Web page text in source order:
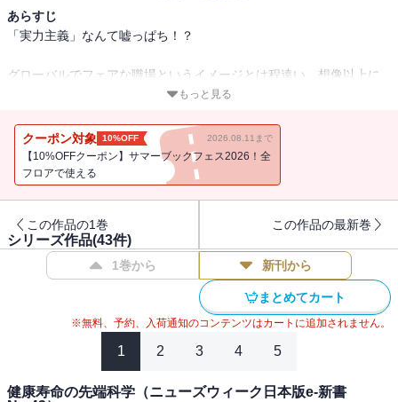
あらすじ
「実力主義」なんて嘘っぱち！？
グローバルでフェアな職場というイメージとは程遠い、想像以上に
ウエットな外資系企業で日本人が成功を収める処世術とは。
＊この電子書籍は、「ニューズウィーク日本版2013年2月5日号」に
掲載された特集から記事を抜粋して編集したものです。
２、突然のクビ宣告に負けない自衛策
３、アメリカでも進まない職場いじめ対策
４、セクハラされる男たちの悩み
もっと見る
クーポン対象 10%OFF 2026.08.11まで
【10%OFFクーポン】サマーブックフェス2026！全
フロアで使える
この作品の1巻 この作品の最新巻
シリーズ作品(43件)
1巻から 新刊から
まとめてカート
※無料、予約、入荷通知のコンテンツはカートに追加されません。
1 2 3 4 5
健康寿命の先端科学（ニューズウィーク日本版e-新書